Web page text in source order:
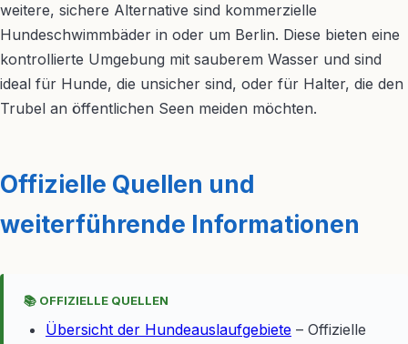
weitere, sichere Alternative sind kommerzielle
Hundeschwimmbäder in oder um Berlin. Diese bieten eine
kontrollierte Umgebung mit sauberem Wasser und sind
ideal für Hunde, die unsicher sind, oder für Halter, die den
Trubel an öffentlichen Seen meiden möchten.
Offizielle Quellen und
weiterführende Informationen
📚 OFFIZIELLE QUELLEN
Übersicht der Hundeauslaufgebiete – Offizielle